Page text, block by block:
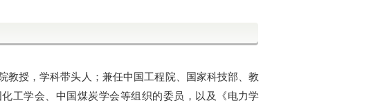
教授，学科带头人；兼任中国工程院、国家科技部、教
工学会、中国煤炭学会等组织的委员，以及《电力学